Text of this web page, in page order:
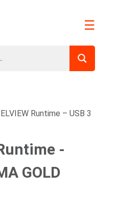
☰
Runtime – USB 3
-
GOLD